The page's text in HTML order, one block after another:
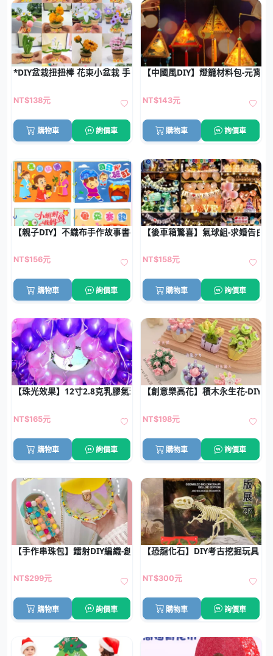
*DIY盆栽扭扭棒 花束小盆栽 手工材料包
NT$138元
購物車 詢價車
【中國風DIY】燈籠材料包-元宵
NT$143元
購物車 詢價車
【親子DIY】不織布手作故事書-創意教育玩具
NT$156元
購物車 詢價車
【後車箱驚喜】氣球組-求婚告白
NT$158元
購物車 詢價車
【珠光效果】12寸2.8克乳膠氣球 - 婚慶派對氣球拱門專用
NT$165元
購物車 詢價車
【創意樂高花】積木永生花-DIY
NT$198元
購物車 詢價車
【手作串珠包】鐳射DIY編織-創意少女斜背包
NT$299元
購物車 詢價車
【恐龍化石】DIY考古挖掘玩具 -
NT$300元
購物車 詢價車